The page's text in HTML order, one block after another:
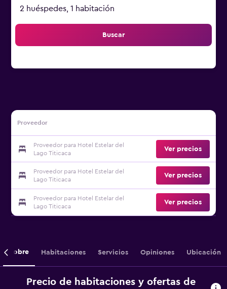
2 huéspedes, 1 habitación
Buscar
Proveedor
Proveedor para Hotel Estelar del
Lago Titicaca
Ver precios
Proveedor para Hotel Estelar del
Lago Titicaca
Ver precios
Proveedor para Hotel Estelar del
Lago Titicaca
Ver precios
Sobre Habitaciones Servicios Opiniones Ubicación
Precio de habitaciones y ofertas de